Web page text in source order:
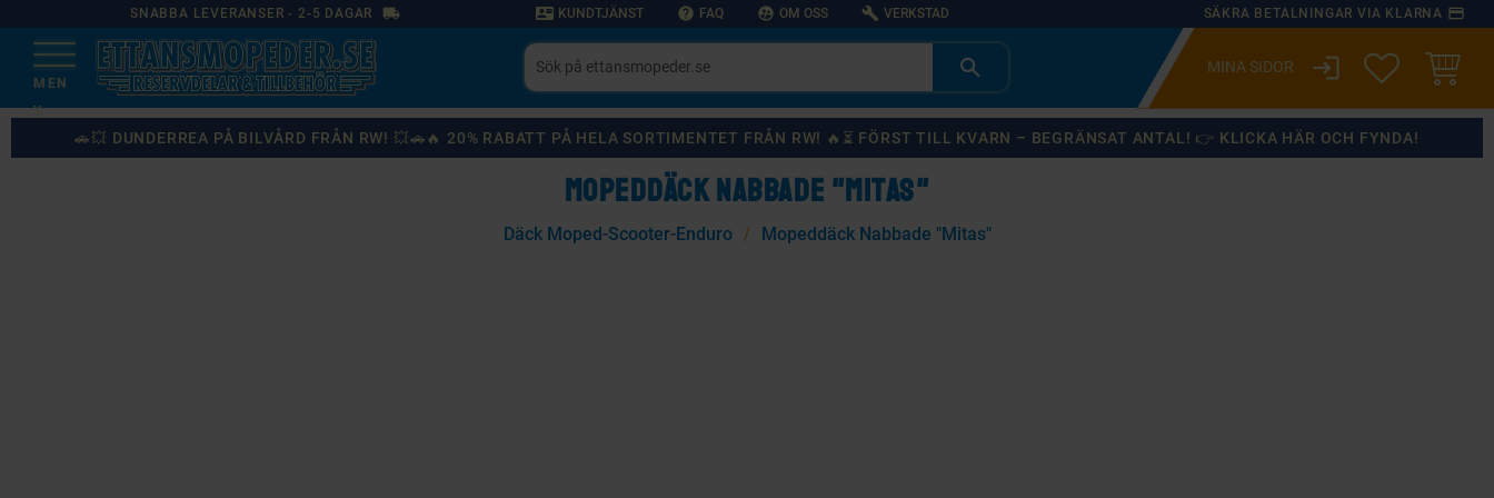
SNABBA LEVERANSER - 2-5 DAGAR local_shipping contact_mail KUNDTJÄNST help FAQ supervised_user_circle OM OSS build VERKSTAD SÄKRA BETALNINGAR VIA KLARNA payment
login ÖNSKELISTA
🚗💥 DUNDERREA PÅ BILVÅRD FRÅN RW! 💥🚗🔥 20% RABATT PÅ HELA SORTIMENTET FRÅN RW! 🔥⏳ FÖRST TILL KVARN – BEGRÄNSAT ANTAL! 👉 KLICKA HÄR OCH FYNDA!
MOPEDDÄCK NABBADE "MITAS"
Däck Moped-Scooter-Enduro Mopeddäck Nabbade "Mitas"